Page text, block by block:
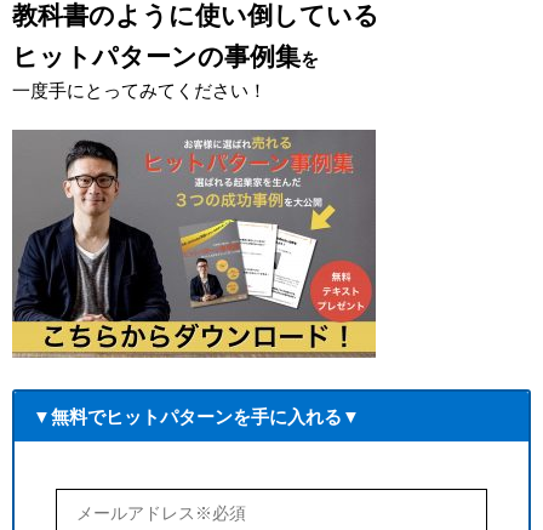
教科書のように使い倒している
ヒットパターンの事例集を
一度手にとってみてください！
▼無料でヒットパターンを手に入れる▼